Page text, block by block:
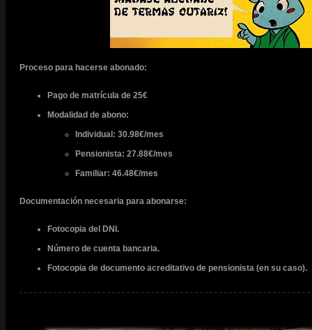
Proceso para hacerse abonado:
Pago de matrícula de 25€
Modalidad de abono:
Individual: 30.98€/mes
Pensionista: 27.88€/mes
Familiar: 46.48€/mes
Documentación necesaria para abonarse:
Fotocopia del DNI.
Número de cuenta bancaria.
Fotocopia de documento acreditativo de pensionista (en su caso).